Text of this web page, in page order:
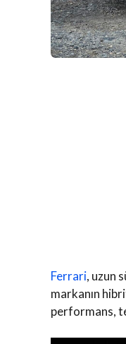
Ferrari, uzun
markanın
performans,